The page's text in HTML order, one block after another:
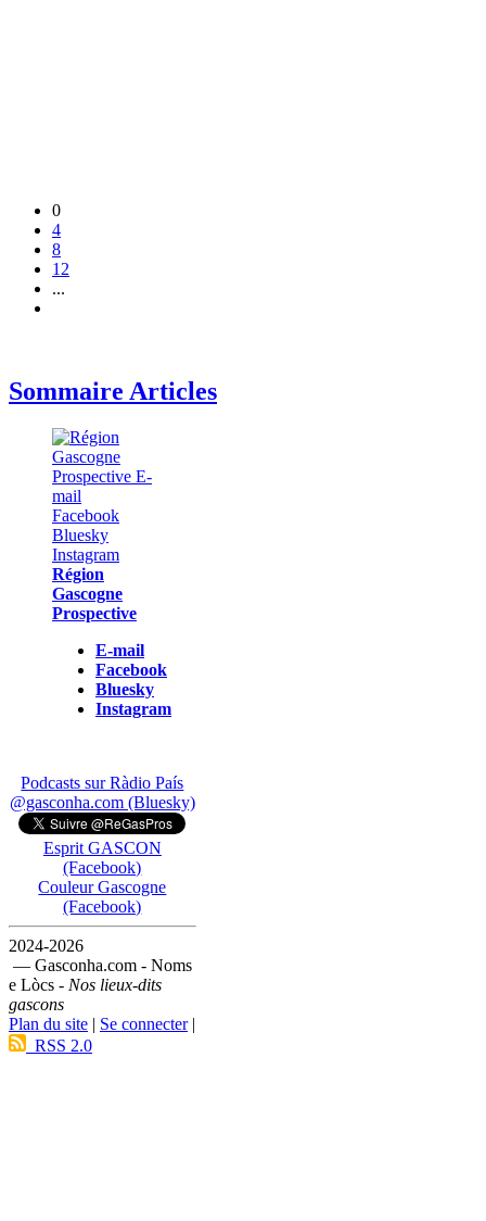
0
4
8
12
...
Sommaire Articles
Région
Gascogne
Prospective
E-mail
Facebook
Bluesky
Instagram
Podcasts sur Ràdio País
@gasconha.com (Bluesky)
Esprit GASCON
(Facebook)
Couleur Gascogne
(Facebook)
2024-2026
— Gasconha.com - Noms
e Lòcs - Nos lieux-dits
gascons
Plan du site | Se connecter|
RSS 2.0